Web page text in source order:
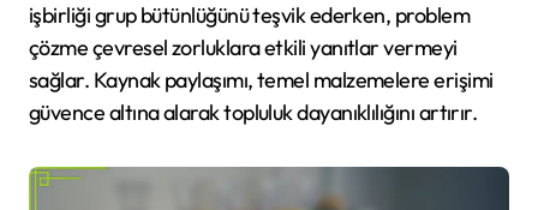
işbirliği grup bütünlüğünü teşvik ederken, problem
çözme çevresel zorluklara etkili yanıtlar vermeyi
sağlar. Kaynak paylaşımı, temel malzemelere erişimi
güvence altına alarak topluluk dayanıklılığını artırır.